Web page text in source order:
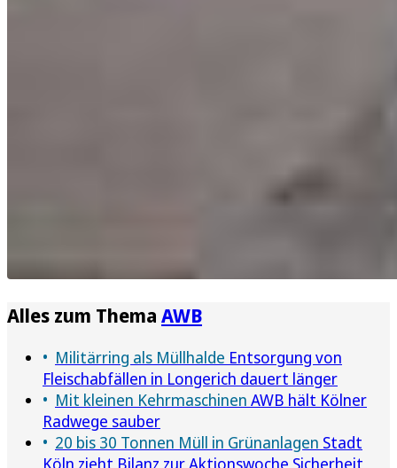
Alles zum Thema AWB
Militärring als Müllhalde Entsorgung von
Fleischabfällen in Longerich dauert länger
Mit kleinen Kehrmaschinen AWB hält Kölner
Radwege sauber
20 bis 30 Tonnen Müll in Grünanlagen Stadt